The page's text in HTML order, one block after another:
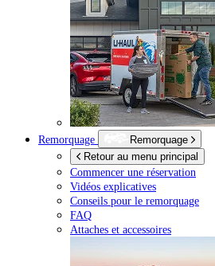
Remorquage
Remorquage
Retour au menu principal
Commencer une réservation
Vidéos explicatives
Conseils pour le remorquage
FAQ
Attaches et accessoires